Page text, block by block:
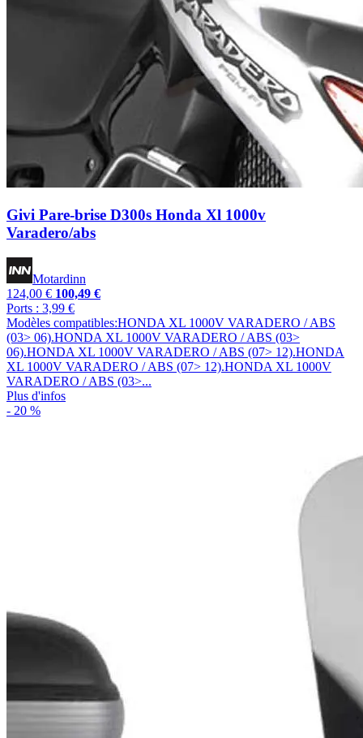
Givi Pare-brise D300s Honda Xl 1000v
Varadero/abs
Motardinn
124,00 € 100,49 €
Ports : 3,99 €
Modèles compatibles:HONDA XL 1000V VARADERO / ABS
(03> 06).HONDA XL 1000V VARADERO / ABS (03>
06).HONDA XL 1000V VARADERO / ABS (07> 12).HONDA
XL 1000V VARADERO / ABS (07> 12).HONDA XL 1000V
VARADERO / ABS (03>...
Plus d'infos
- 20 %